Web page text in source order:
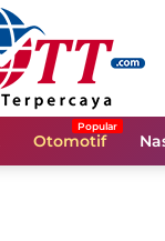
Otomotif